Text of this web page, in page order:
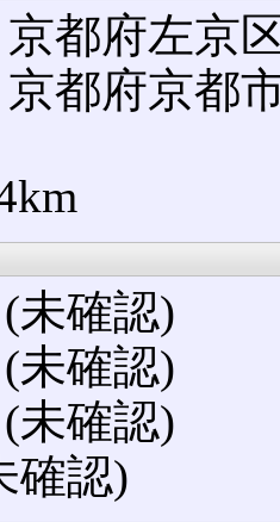
京都府左京
京都府京都
未確認)
未確認)
未確認)
確認)